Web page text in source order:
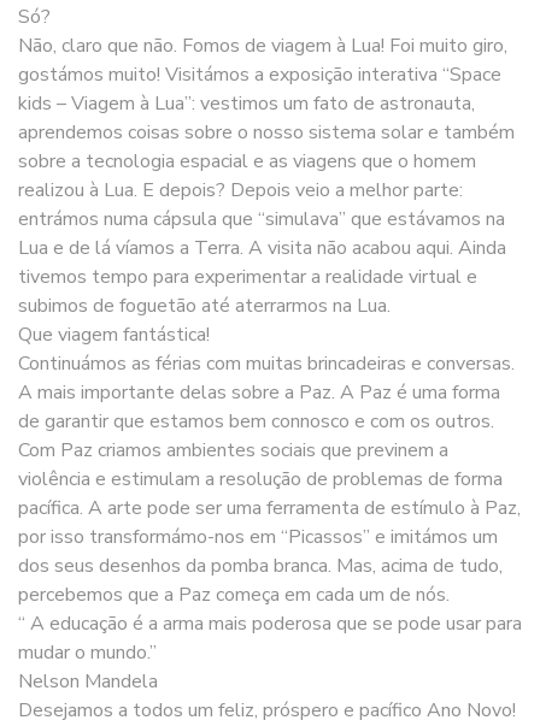
Só?
Não, claro que não. Fomos de viagem à Lua! Foi muito giro,
gostámos muito! Visitámos a exposição interativa “Space
kids – Viagem à Lua”: vestimos um fato de astronauta,
aprendemos coisas sobre o nosso sistema solar e também
sobre a tecnologia espacial e as viagens que o homem
realizou à Lua. E depois? Depois veio a melhor parte:
entrámos numa cápsula que “simulava” que estávamos na
Lua e de lá víamos a Terra. A visita não acabou aqui. Ainda
tivemos tempo para experimentar a realidade virtual e
subimos de foguetão até aterrarmos na Lua.
Que viagem fantástica!
Continuámos as férias com muitas brincadeiras e conversas.
A mais importante delas sobre a Paz. A Paz é uma forma
de garantir que estamos bem connosco e com os outros.
Com Paz criamos ambientes sociais que previnem a
violência e estimulam a resolução de problemas de forma
pacífica. A arte pode ser uma ferramenta de estímulo à Paz,
por isso transformámo-nos em “Picassos” e imitámos um
dos seus desenhos da pomba branca. Mas, acima de tudo,
percebemos que a Paz começa em cada um de nós.
“ A educação é a arma mais poderosa que se pode usar para
mudar o mundo.”
Nelson Mandela
Desejamos a todos um feliz, próspero e pacífico Ano Novo!